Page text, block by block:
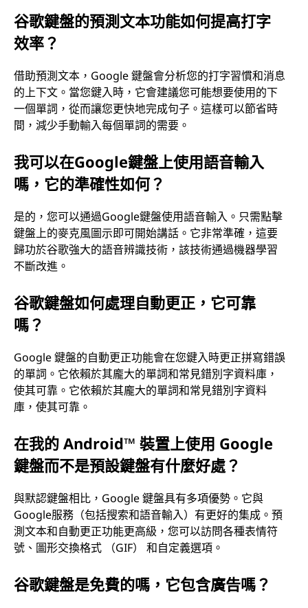
谷歌鍵盤的預測文本功能如何提高打字
效率？
借助預測文本，Google 鍵盤會分析您的打字習慣和消息
的上下文。當您鍵入時，它會建議您可能想要使用的下
一個單詞，從而讓您更快地完成句子。這樣可以節省時
間，減少手動輸入每個單詞的需要。
我可以在Google鍵盤上使用語音輸入
嗎，它的準確性如何？
是的，您可以通過Google鍵盤使用語音輸入。只需點擊
鍵盤上的麥克風圖示即可開始講話。它非常準確，這要
歸功於谷歌強大的語音辨識技術，該技術通過機器學習
不斷改進。
谷歌鍵盤如何處理自動更正，它可靠
嗎？
Google 鍵盤的自動更正功能會在您鍵入時更正拼寫錯誤
的單詞。它依賴於其龐大的單詞和常見錯別字資料庫，
使其可靠。它依賴於其龐大的單詞和常見錯別字資料
庫，使其可靠。
在我的 Android™ 裝置上使用 Google
鍵盤而不是預設鍵盤有什麼好處？
與默認鍵盤相比，Google 鍵盤具有多項優勢。它與
Google服務（包括搜索和語音輸入）有更好的集成。預
測文本和自動更正功能更高級，您可以訪問各種表情符
號、圖形交換格式 （GIF） 和自定義選項。
谷歌鍵盤是免費的嗎，它包含廣告嗎？